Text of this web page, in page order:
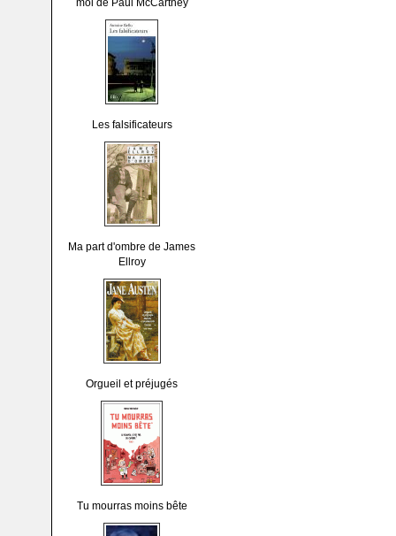
moi de Paul McCartney
Les falsificateurs
Ma part d'ombre de James
Ellroy
Orgueil et préjugés
Tu mourras moins bête